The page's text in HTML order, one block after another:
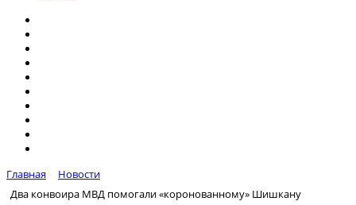
Главная
Новости
Два конвоира МВД помогали «коронованному» Шишкану